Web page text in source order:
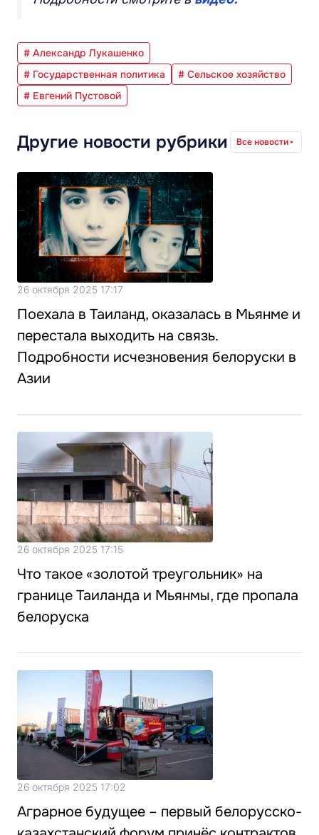
# Александр Лукашенко
# Государственная политика
# Сельское хозяйство
# Евгений Пустовой
Другие новости рубрики Все новости
26 октября 2025 17:17
Поехала в Таиланд, оказалась в Мьянме и
перестала выходить на связь.
Подробности исчезновения белоруски в
Азии
26 октября 2025 17:15
Что такое «золотой треугольник» на
границе Таиланда и Мьянмы, где пропала
белоруска
26 октября 2025 17:02
Аграрное будущее – первый белорусско-